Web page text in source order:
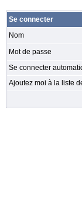
Se connecter
Nom
Mot de passe
Se connecter
Ajoutez moi à la liste